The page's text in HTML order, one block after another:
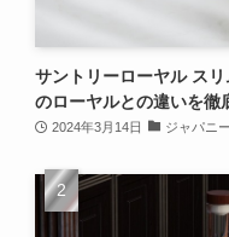
サントリーローヤル ス
のローヤルとの違いを徹
2024年3月14日 ジャパニ